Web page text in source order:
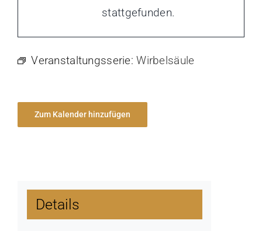
stattgefunden.
Veranstaltungsserie:Wirbelsäule
Zum Kalender hinzufügen
Details